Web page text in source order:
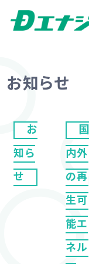
お知らせ
お
知ら
せ
国
内外
の再
生可
能エ
ネル